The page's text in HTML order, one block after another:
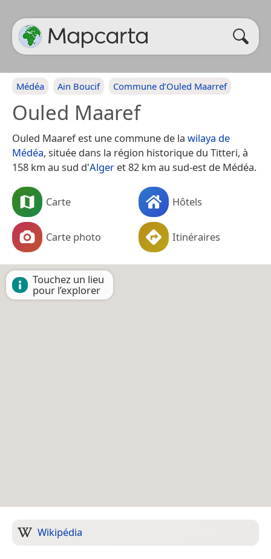
Médéa Ain Boucif Commune d’Ouled Maarref
Ouled Maaref
Ouled Maaref est une commune de la wilaya de
Médéa, située dans la région historique du Titteri, à
158 km au sud d'Alger et 82 km au sud-est de Médéa.
Carte Hôtels
Carte photo Itinéraires
Touchez un lieu
pour l’explorer
Wikipédia